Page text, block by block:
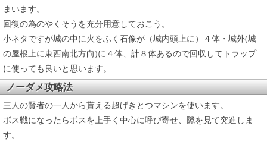
まいます。
回復の為のやくそうを充分用意しておこう。
小ネタですが城の中に火をふく石像が（城内頭上に）４体・城外(城
の屋根上に東西南北方向)に４体、計８体あるので回収してトラップ
に使っても良いと思います。
ノーダメ攻略法
三人の賢者の一人から貰える超げきとつマシンを使います。
ボス戦になったらボスを上手く中心に呼び寄せ、隙を見て突進しま
す。